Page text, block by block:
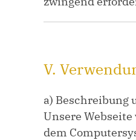
V.
a) Beschreibung
Unsere
dem